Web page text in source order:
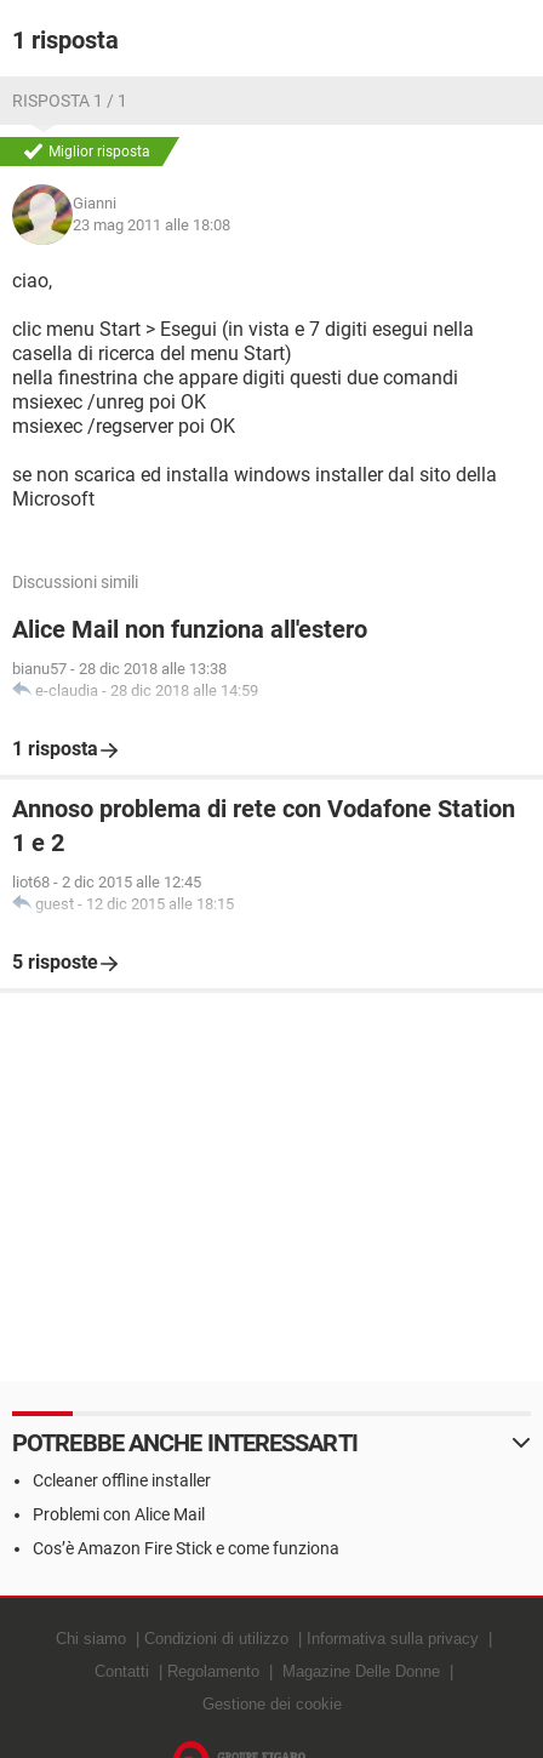
1 risposta
RISPOSTA 1 / 1
Miglior risposta
Gianni
23 mag 2011 alle 18:08
ciao,
clic menu Start > Esegui (in vista e 7 digiti esegui nella
casella di ricerca del menu Start)
nella finestrina che appare digiti questi due comandi
msiexec /unreg poi OK
msiexec /regserver poi OK
se non scarica ed installa windows installer dal sito della
Microsoft
Discussioni simili
Alice Mail non funziona all'estero
bianu57 - 28 dic 2018 alle 13:38
e-claudia - 28 dic 2018 alle 14:59
1 risposta
Annoso problema di rete con Vodafone Station
1 e 2
liot68 - 2 dic 2015 alle 12:45
guest - 12 dic 2015 alle 18:15
5 risposte
POTREBBE ANCHE INTERESSARTI
Ccleaner offline installer
Problemi con Alice Mail
Cos’è Amazon Fire Stick e come funziona
Chi siamo Condizioni di utilizzo
Informativa sulla privacy
Contatti
Regolamento
Magazine Delle Donne
Gestione dei cookie